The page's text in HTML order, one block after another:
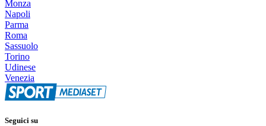
Monza
Napoli
Parma
Roma
Sassuolo
Torino
Udinese
Venezia
Seguici su